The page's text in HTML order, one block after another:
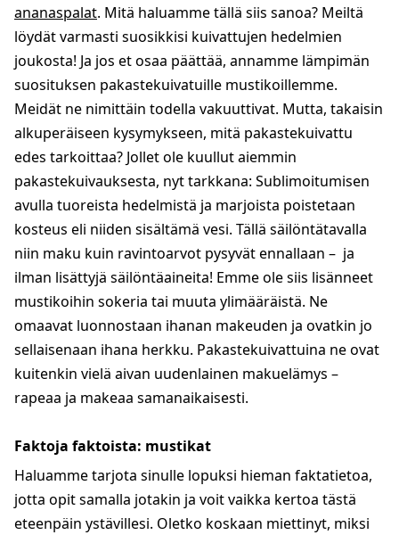
ananaspalat. Mitä haluamme tällä siis sanoa? Meiltä
löydät varmasti suosikkisi kuivattujen hedelmien
joukosta! Ja jos et osaa päättää, annamme lämpimän
suosituksen pakastekuivatuille mustikoillemme.
Meidät ne nimittäin todella vakuuttivat. Mutta, takaisin
alkuperäiseen kysymykseen, mitä pakastekuivattu
edes tarkoittaa? Jollet ole kuullut aiemmin
pakastekuivauksesta, nyt tarkkana: Sublimoitumisen
avulla tuoreista hedelmistä ja marjoista poistetaan
kosteus eli niiden sisältämä vesi. Tällä säilöntätavalla
niin maku kuin ravintoarvot pysyvät ennallaan – ja
ilman lisättyjä säilöntäaineita! Emme ole siis lisänneet
mustikoihin sokeria tai muuta ylimääräistä. Ne
omaavat luonnostaan ihanan makeuden ja ovatkin jo
sellaisenaan ihana herkku. Pakastekuivattuina ne ovat
kuitenkin vielä aivan uudenlainen makuelämys –
rapeaa ja makeaa samanaikaisesti.
Faktoja faktoista: mustikat
Haluamme tarjota sinulle lopuksi hieman faktatietoa,
jotta opit samalla jotakin ja voit vaikka kertoa tästä
eteenpäin ystävillesi. Oletko koskaan miettinyt, miksi